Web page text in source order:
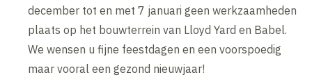
december tot en met 7 januari geen werkzaamheden
plaats op het bouwterrein van Lloyd Yard en Babel.
We wensen u fijne feestdagen en een voorspoedig
maar vooral een gezond nieuwjaar!